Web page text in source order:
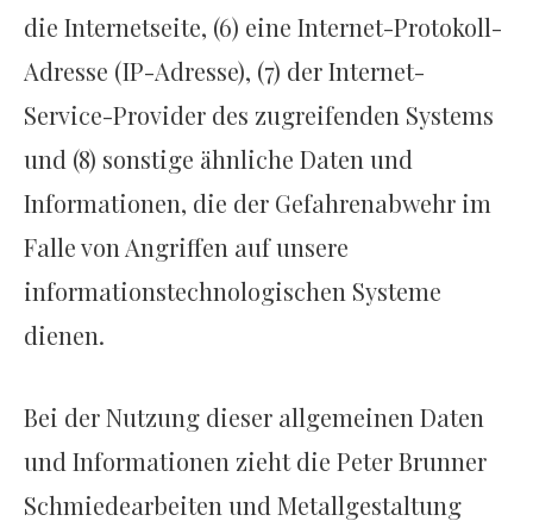
die Internetseite, (6) eine Internet-Protokoll-
Adresse (IP-Adresse), (7) der Internet-
Service-Provider des zugreifenden Systems
und (8) sonstige ähnliche Daten und
Informationen, die der Gefahrenabwehr im
Falle von Angriffen auf unsere
informationstechnologischen Systeme
dienen.
Bei der Nutzung dieser allgemeinen Daten
und Informationen zieht die Peter Brunner
Schmiedearbeiten und Metallgestaltung